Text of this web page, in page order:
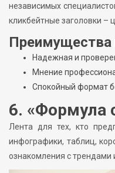
независимых
кликбейтные заголовки –
Преимущества
Надежная и
Мнение
Спокойный формат
6. «Формула
Лента для тех, кто
инфографики, таблиц,
ознакомления с трендами